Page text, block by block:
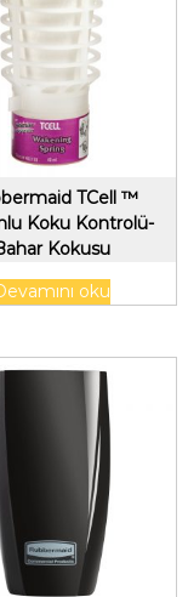
TCell ™
Koku Kontrolü-
Kokusu
oku